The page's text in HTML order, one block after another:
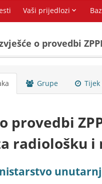
o provedbi
Grupe
provedbi
radiološku